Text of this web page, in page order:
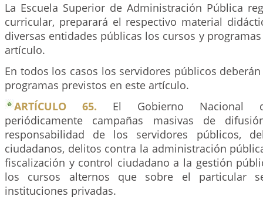
La Escuela Superior de Administración Pública
curricular, preparará el respectivo material
diversas entidades públicas los cursos y
artículo.
En todos los casos los servidores públicos
programas previstos en este artículo.
ARTÍCULO 65. El Gobierno Nacional
periódicamente campañas masivas de
responsabilidad de los servidores públicos,
ciudadanos, delitos contra la administración
fiscalización y control ciudadano a la gestión
los cursos alternos que sobre el particular
instituciones privadas.